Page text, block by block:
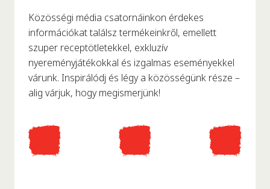
Közösségi média csatornáinkon érdekes
információkat találsz termékeinkről, emellett
szuper receptötletekkel, exkluzív
nyereményjátékokkal és izgalmas eseményekkel
várunk. Inspirálódj és légy a közösségünk része –
alig várjuk, hogy megismerjünk!